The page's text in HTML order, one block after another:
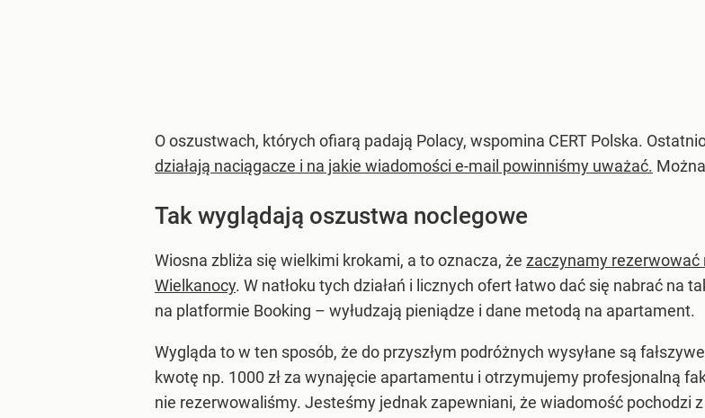
O oszustwach, których ofiarą padają Polacy, wspomina CERT Polska.
działają naciągacze i na jakie wiadomości e-mail powinniśmy uważać.
Tak wyglądają oszustwa noclegowe
Wiosna zbliża się wielkimi krokami, a to oznacza, że zaczynamy rezerwować
Wielkanocy. W natłoku tych działań i licznych ofert łatwo dać się nabrać na
na platformie Booking – wyłudzają pieniądze i dane metodą na apartament.
Wygląda to w ten sposób, że do przyszłym podróżnych wysyłane są
kwotę np. 1000 zł za wynajęcie apartamentu i otrzymujemy profesjonalną
nie rezerwowaliśmy. Jesteśmy jednak zapewniani, że wiadomość pochodzi